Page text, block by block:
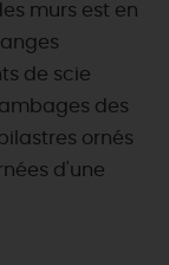
murs est en
de scie
des
ornés
d'une